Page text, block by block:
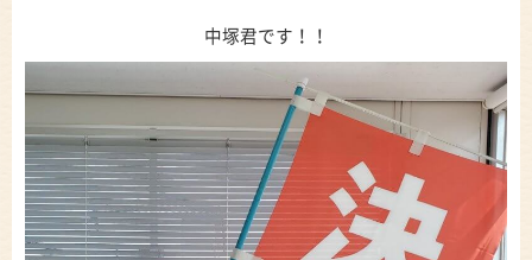
中塚君です！！